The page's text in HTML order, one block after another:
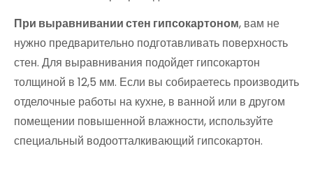
При выравнивании стен гипсокартоном, вам не
нужно предварительно подготавливать поверхность
стен. Для выравнивания подойдет гипсокартон
толщиной в 12,5 мм. Если вы собираетесь производить
отделочные работы на кухне, в ванной или в другом
помещении повышенной влажности, используйте
специальный водоотталкивающий гипсокартон.